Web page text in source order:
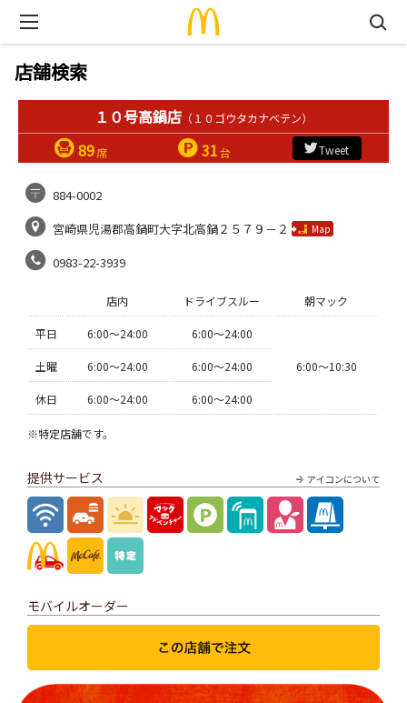
店舗検索
１０号高鍋店 （１０ゴウタカナベテン）
89席 31台 Tweet
884-0002
宮崎県児湯郡高鍋町大字北高鍋２５７９－２
Map
0983-22-3939
店内 ドライブスルー 朝マック
平日 6:00〜24:00 6:00〜24:00
6:00〜10:30
土曜 6:00〜24:00 6:00〜24:00
休日 6:00〜24:00 6:00〜24:00
※特定店舗です。
アイコンについて
提供サービス
モバイルオーダー